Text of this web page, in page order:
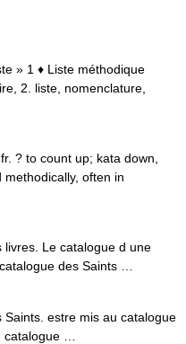
» 1 ♦ Liste méthodique
2. liste, nomenclature,
? to count up; kata down,
often in
Le catalogue d une
des Saints …
estre mis au catalogue
…